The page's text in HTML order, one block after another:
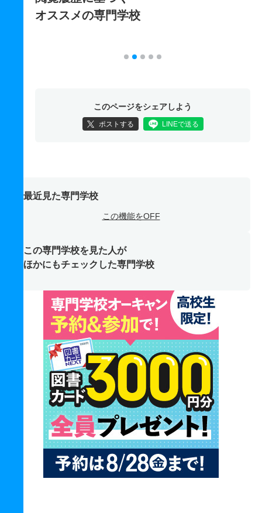
オススメの専門学校
このページをシェアしよう
ポストする LINEで送る
最近見た専門学校
この機能をOFF
この専門学校を見た人が
ほかにもチェックした専門学校